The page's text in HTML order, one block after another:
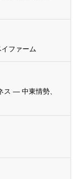
ファーム
ス ― 中東情勢、